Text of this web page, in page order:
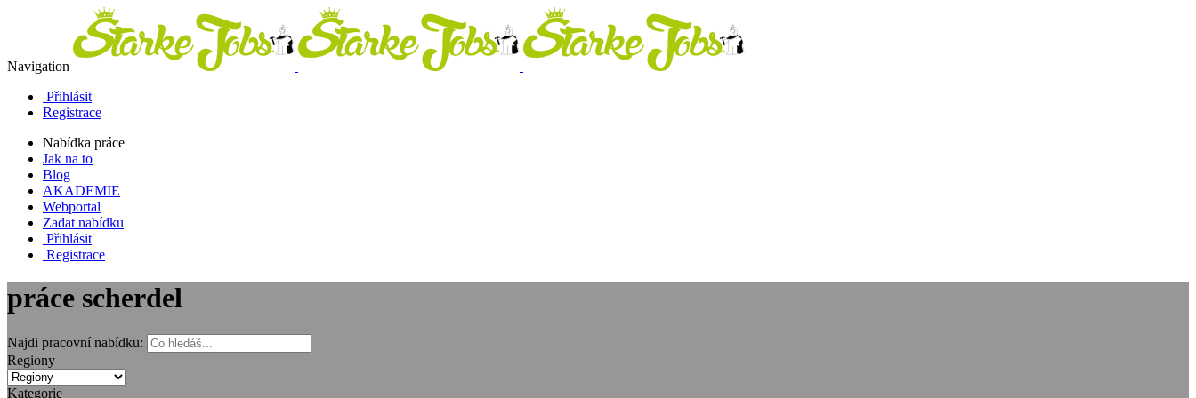
Navigation
Přihlásit
Registrace
Nabídka práce
Jak na to
Blog
AKADEMIE
Webportal
Zadat nabídku
Přihlásit
Registrace
práce scherdel
Najdi pracovní nabídku:
Regiony
Kategorie